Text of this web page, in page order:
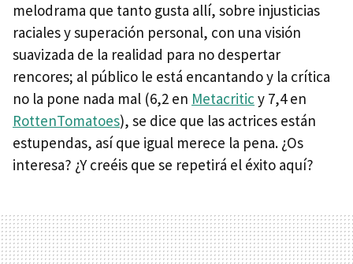
melodrama que tanto gusta allí, sobre injusticias
raciales y superación personal, con una visión
suavizada de la realidad para no despertar
rencores; al público le está encantando y la crítica
no la pone nada mal (6,2 en Metacriticy 7,4 en
RottenTomatoes), se dice que las actrices están
estupendas, así que igual merece la pena. ¿Os
interesa? ¿Y creéis que se repetirá el éxito aquí?